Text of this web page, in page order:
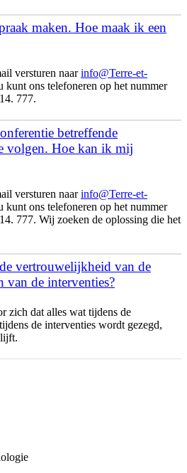
maken. Hoe maak ik een
versturen naarinfo@Terre-et-
kunt ons telefoneren op het nummer
777.
betreffende
volgen. Hoe kan ik mij
versturen naarinfo@Terre-et-
kunt ons telefoneren op het nummer
777. Wij zoeken de oplossing die het
vertrouwelijkheid van de
van de interventies?
zich dat alles wat tijdens de
de interventies wordt gezegd,